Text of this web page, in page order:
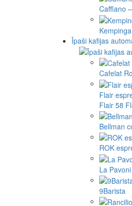
Cafflano
Īpaši kafijas
Cafelat
Flair
Flair 58
Bellman
ROK
La Pavoni
9Barista